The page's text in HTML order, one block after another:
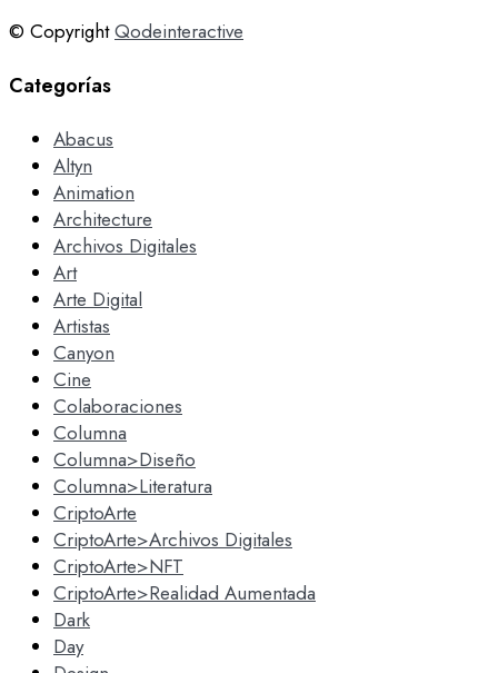
© CopyrightQodeinteractive
Categorías
Abacus
Altyn
Animation
Architecture
Archivos Digitales
Art
Arte Digital
Artistas
Canyon
Cine
Colaboraciones
Columna
Columna>Diseño
Columna>Literatura
CriptoArte
CriptoArte>Archivos Digitales
CriptoArte>NFT
CriptoArte>Realidad Aumentada
Dark
Day